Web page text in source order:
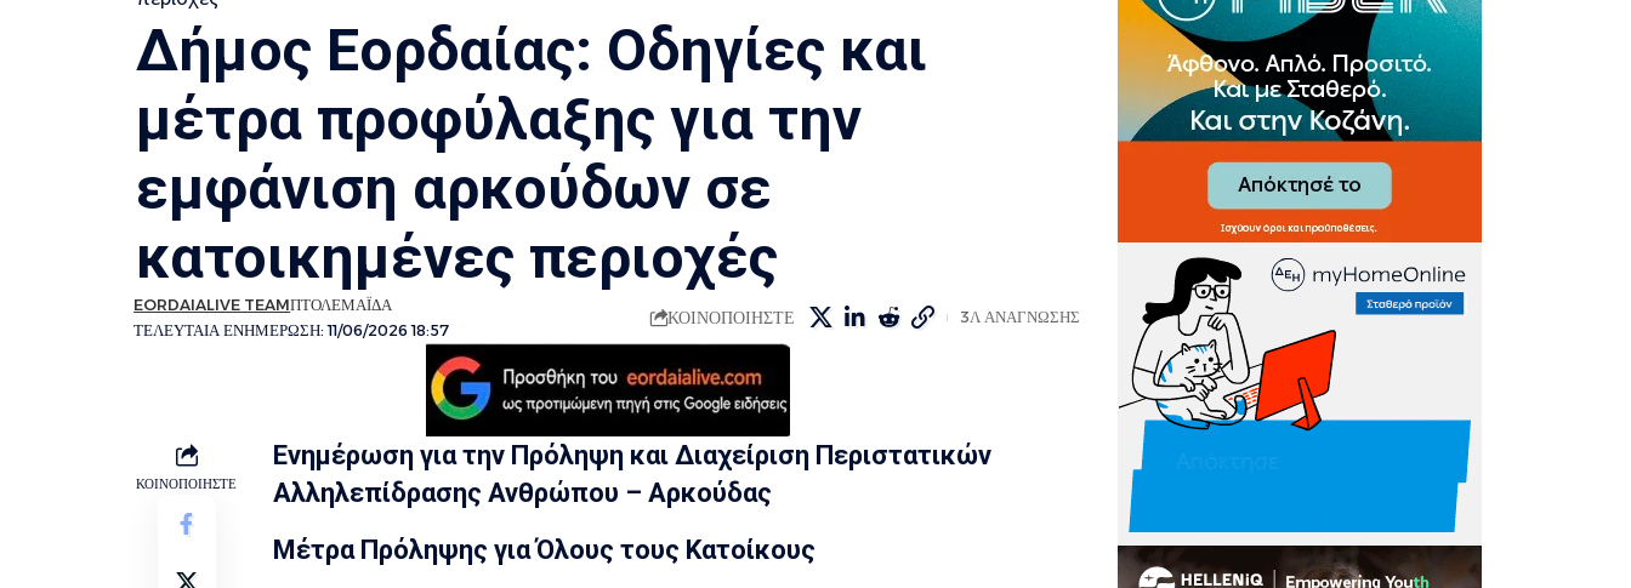
Δήμος Εορδαίας: Οδηγίες και
μέτρα προφύλαξης για την
εμφάνιση αρκούδων σε
κατοικημένες περιοχές
ΤΕΛΕΥΤΑΙΑ ΕΝΗΜΕΡΩΣΗ: 11/06/2026 18:57
EORDAIALIVE TEAMΠΤΟΛΕΜΑΪΔΑ
ΚΟΙΝΟΠΟΙΗΣΤΕ 3Λ ΑΝΑΓΝΩΣΗΣ
ΚΟΙΝΟΠΟΙΗΣΤΕ
Ενημέρωση για την Πρόληψη και Διαχείριση Περιστατικών
Αλληλεπίδρασης Ανθρώπου – Αρκούδας
Μέτρα Πρόληψης για Όλους τους Κατοίκους